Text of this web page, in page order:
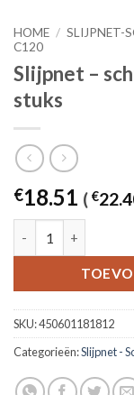
HOME / SLIJPNET-
C120
Slijpnet –
stuks
€18.51 ( €
SKU:450601181812
Categorieën:Slijpnet -